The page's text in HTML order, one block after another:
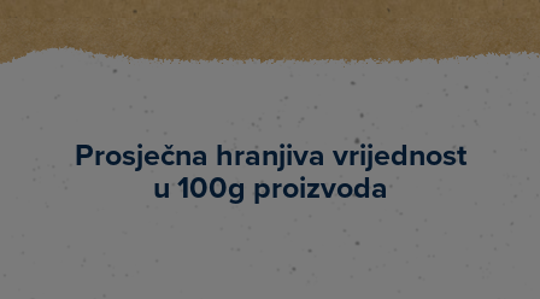
Prosječna hranjiva vrijednost
u 100g proizvoda